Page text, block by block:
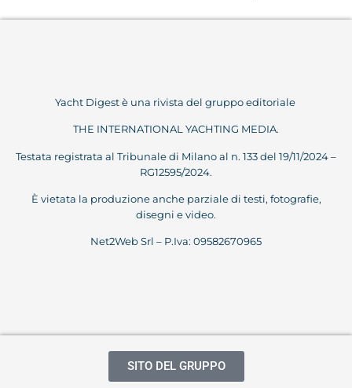
Yacht Digest è una rivista del gruppo editoriale
THE INTERNATIONAL YACHTING MEDIA.
Testata registrata al Tribunale di Milano al n. 133 del 19/11/2024 –
RG12595/2024.
È vietata la produzione anche parziale di testi, fotografie,
disegni e video.
Net2Web Srl – P.Iva: 09582670965
SITO DEL GRUPPO